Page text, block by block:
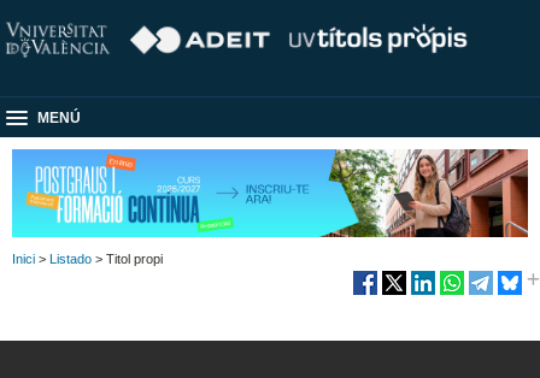
MENÚ
Inici > Listado > Titol propi